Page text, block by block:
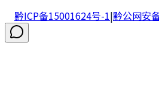
黔ICP备15001624号-1|黔公网安